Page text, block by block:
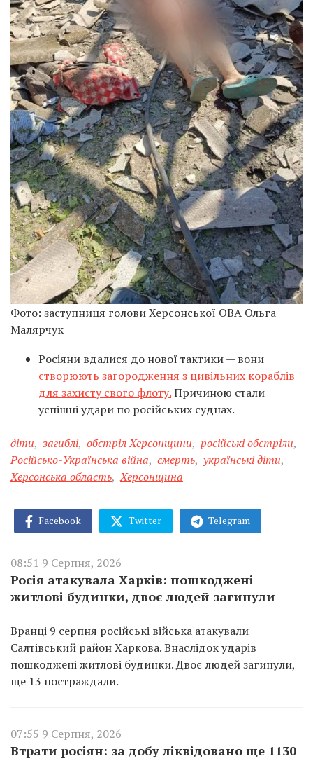
Фото: заступниця голови Херсонської ОВА Ольга
Малярчук
Росіяни вдалися до нової тактики — вони
створюють загородження з цивільних кораблів
для захисту свого флоту.Причиною стали
успішні удари по російських суднах.
діти, загиблі, обстріл Херсонщини, російські обстріли,
Російсько-Українська війна, смерть, українські діти,
Херсонська область, Херсонщина
Facebook Twitter Telegram
08:51 9 Серпня, 2026
Росія атакувала Харків: пошкоджені
житлові будинки, двоє людей загинули
Вранці 9 серпня російські війська атакували
Салтівський район Харкова. Внаслідок ударів
пошкоджені житлові будинки. Двоє людей загинули,
ще 13 постраждали.
07:55 9 Серпня, 2026
Втрати росіян: за добу ліквідовано ще 1130